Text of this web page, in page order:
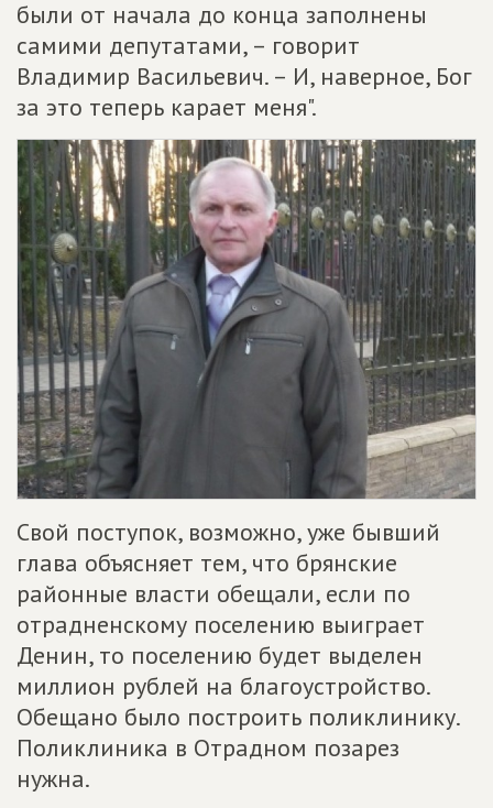
были от начала до конца заполнены
самими депутатами, – говорит
Владимир Васильевич. – И, наверное, Бог
за это теперь карает меня".
Свой поступок, возможно, уже бывший
глава объясняет тем, что брянские
районные власти обещали, если по
отрадненскому поселению выиграет
Денин, то поселению будет выделен
миллион рублей на благоустройство.
Обещано было построить поликлинику.
Поликлиника в Отрадном позарез
нужна.